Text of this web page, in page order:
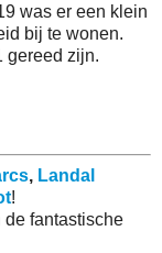
was er een klein
bij te wonen.
gereed zijn.
, Landal
!
fantastische